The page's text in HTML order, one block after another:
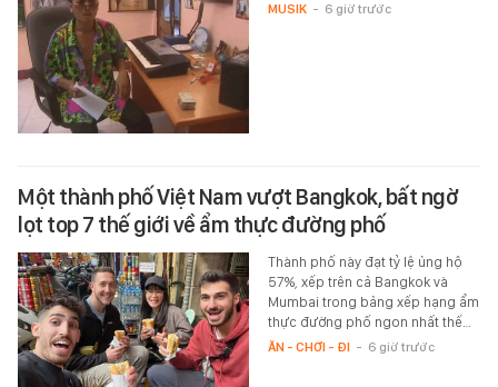
MUSIK - 6 giờ trước
Một thành phố Việt Nam vượt Bangkok, bất ngờ
lọt top 7 thế giới về ẩm thực đường phố
Thành phố này đạt tỷ lệ ủng hộ
57%, xếp trên cả Bangkok và
Mumbai trong bảng xếp hạng ẩm
thực đường phố ngon nhất thế…
ĂN - CHƠI - ĐI - 6 giờ trước